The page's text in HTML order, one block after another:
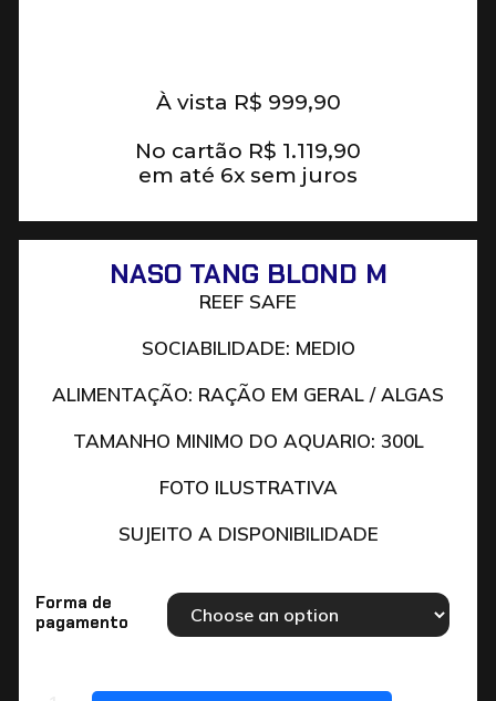
À vista R$ 999,90
No cartão R$ 1.119,90
em até 6x sem juros
NASO TANG BLOND M
REEF SAFE
SOCIABILIDADE: MEDIO
ALIMENTAÇÃO: RAÇÃO EM GERAL / ALGAS
TAMANHO MINIMO DO AQUARIO: 300L
FOTO ILUSTRATIVA
SUJEITO A DISPONIBILIDADE
Forma de
pagamento